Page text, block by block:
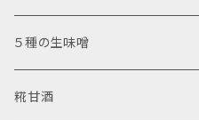
５種の生味噌
お試しアソート
糀甘酒